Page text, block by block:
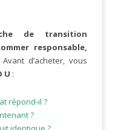
de transition
responsable,
Avant d’acheter, vous
U :
répond-il ?
?